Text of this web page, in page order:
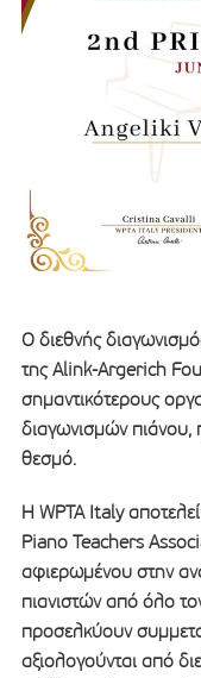
Ο διεθνής
της Alink-Argerich
σημαντικότερους
διαγωνισμών πιάνου,
θεσμό.
Η WPTA Italy
Piano Teachers
αφιερωμένου στην
πιανιστών από όλο
προσελκύουν
αξιολογούνται από